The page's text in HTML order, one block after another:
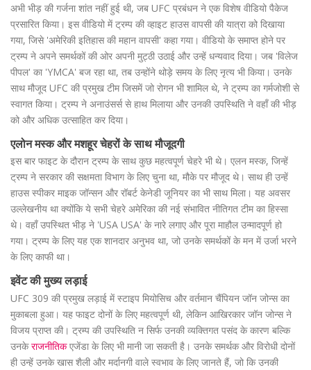
अभी भीड़ की गर्जना शांत नहीं हुई थी, जब UFC प्रबंधन ने एक विशेष वीडियो पैकेज
प्रसारित किया। इस वीडियो में ट्रम्प की व्हाइट हाउस वापसी की यात्रा को दिखाया
गया, जिसे 'अमेरिकी इतिहास की महान वापसी' कहा गया। वीडियो के समाप्त होने पर
ट्रम्प ने अपने समर्थकों की ओर अपनी मुट्ठी उठाई और उन्हें धन्यवाद दिया। जब 'विलेज
पीपल' का 'YMCA' बज रहा था, तब उन्होंने थोड़े समय के लिए नृत्य भी किया। उनके
साथ मौजूद UFC की प्रमुख टीम जिसमें जो रोगन भी शामिल थे, ने ट्रम्प का गर्मजोशी से
स्वागत किया। ट्रम्प ने अनाउंसर्स से हाथ मिलाया और उनकी उपस्थिति ने वहाँ की भीड़
को और अधिक उत्साहित कर दिया।
एलोन मस्क और मशहूर चेहरों के साथ मौजूदगी
इस बार फाइट के दौरान ट्रम्प के साथ कुछ महत्वपूर्ण चेहरे भी थे। एलन मस्क, जिन्हें
ट्रम्प ने सरकार की सक्षमता विभाग के लिए चुना था, मौके पर मौजूद थे। साथ ही उन्हें
हाउस स्पीकर माइक जॉन्सन और रॉबर्ट केनेडी जूनियर का भी साथ मिला। यह अवसर
उल्लेखनीय था क्योंकि ये सभी चेहरे अमेरिका की नई संभावित नीतिगत टीम का हिस्सा
थे। वहाँ उपस्थित भीड़ ने 'USA USA' के नारे लगाए और पूरा माहौल उन्मादपूर्ण हो
गया। ट्रम्प के लिए यह एक शानदार अनुभव था, जो उनके समर्थकों के मन में उर्जा भरने
के लिए काफी था।
इवेंट की मुख्य लड़ाई
UFC 309 की प्रमुख लड़ाई में स्टाइप मियोसिच और वर्तमान चैंपियन जॉन जोन्स का
मुकाबला हुआ। यह फाइट दोनों के लिए महत्वपूर्ण थी, लेकिन आखिरकार जॉन जोन्स ने
विजय प्राप्त की। ट्रम्प की उपस्थिति न सिर्फ उनकी व्यक्तिगत पसंद के कारण बल्कि
उनकेराजनीतिकएजेंडा के लिए भी मानी जा सकती है। उनके समर्थक और विरोधी दोनों
ही उन्हें उनके खास शैली और मर्दानगी वाले स्वभाव के लिए जानते हैं, जो कि उनकी